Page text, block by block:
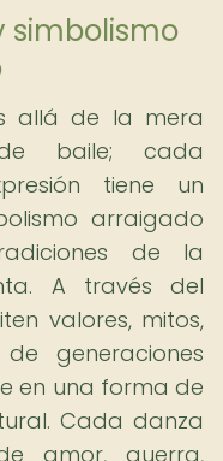
simbolismo
allá de la mera
baile; cada
tiene un
arraigado
de la
A través del
valores, mitos,
generaciones
en una forma de
Cada danza
amor, guerra,